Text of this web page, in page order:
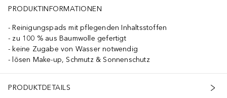
PRODUKTINFORMATIONEN
Reinigungspads mit pflegenden Inhaltsstoffen
zu 100 % aus Baumwolle gefertigt
keine Zugabe von Wasser notwendig
lösen Make-up, Schmutz & Sonnenschutz
PRODUKTDETAILS